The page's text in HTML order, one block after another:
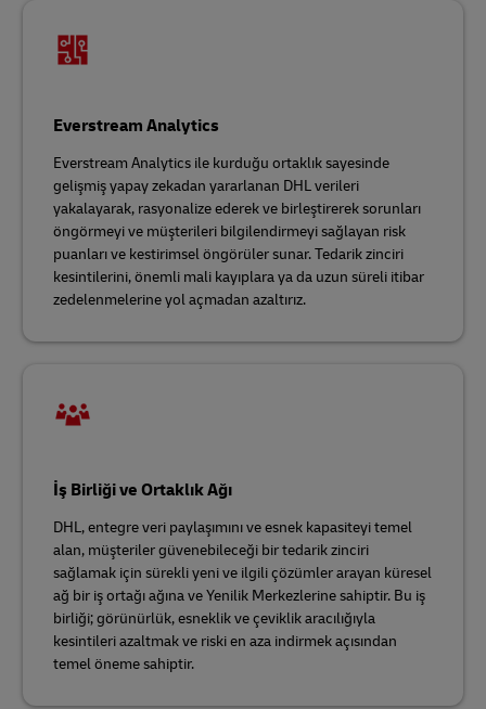
Everstream Analytics
Everstream Analytics ile kurduğu ortaklık sayesinde
gelişmiş yapay zekadan yararlanan DHL verileri
yakalayarak, rasyonalize ederek ve birleştirerek sorunları
öngörmeyi ve müşterileri bilgilendirmeyi sağlayan risk
puanları ve kestirimsel öngörüler sunar. Tedarik zinciri
kesintilerini, önemli mali kayıplara ya da uzun süreli itibar
zedelenmelerine yol açmadan azaltırız.
İş Birliği ve Ortaklık Ağı
DHL, entegre veri paylaşımını ve esnek kapasiteyi temel
alan, müşteriler güvenebileceği bir tedarik zinciri
sağlamak için sürekli yeni ve ilgili çözümler arayan küresel
ağ bir iş ortağı ağına ve Yenilik Merkezlerine sahiptir. Bu iş
birliği; görünürlük, esneklik ve çeviklik aracılığıyla
kesintileri azaltmak ve riski en aza indirmek açısından
temel öneme sahiptir.